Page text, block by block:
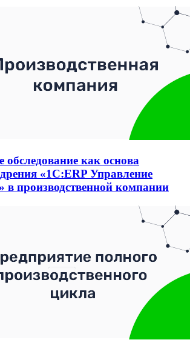
обследование как основа
«1С:ERP Управление
в производственной компании